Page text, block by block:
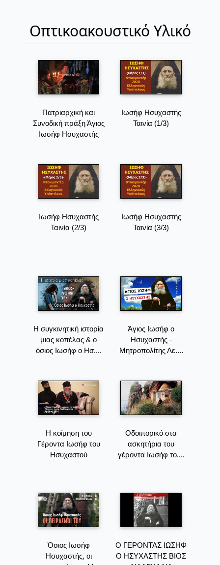
Οπτικοακουστικό Υλικό
Πατριαρχική και
Συνοδική πράξη Άγιος
Ιωσήφ Ησυχαστής
Ιωσήφ Ησυχαστής
Ταινία (1/3)
Ιωσήφ Ησυχαστής
Ταινία (2/3)
Ιωσήφ Ησυχαστής
Ταινία (3/3)
Η συγκινητική ιστορία
μιας κοπέλας & ο
όσιος Ιωσήφ ο Ησ....
Άγιος Ιωσήφ ο
Ησυχαστής -
Μητροπολίτης Λε....
Η κοίμηση του
Γέροντα Ιωσήφ του
Ησυχαστού
Οδοιπορικό στα
ασκητήρια του
γέροντα Ιωσήφ το....
Όσιος Ιωσήφ
Ησυχαστής, οι
Ο ΓΕΡΟΝΤΑΣ ΙΩΣΗΦ
Ο ΗΣΥΧΑΣΤΗΣ ΒΙΟΣ